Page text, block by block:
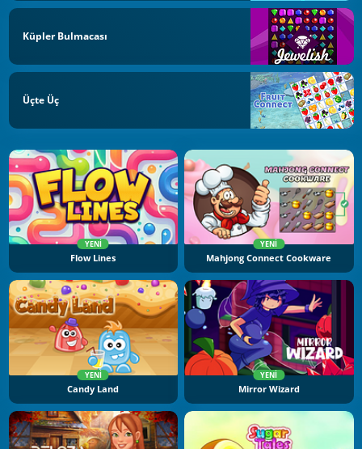
Küpler Bulmacası
Üçte Üç
YENI
Flow Lines
YENI
Mahjong Connect Cookware
YENI
Candy Land
YENI
Mirror Wizard